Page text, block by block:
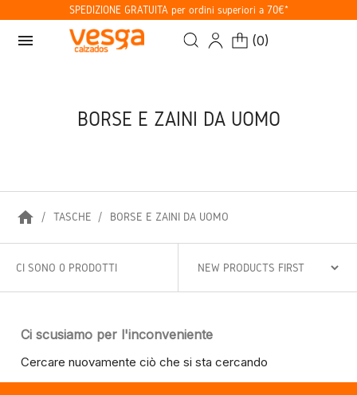
SPEDIZIONE GRATUITA per ordini superiori a 70€*
menu (0)
BORSE E ZAINI DA UOMO
home TASCHE BORSE E ZAINI DA UOMO
CI SONO 0 PRODOTTI
Ci scusiamo per l'inconveniente
Cercare nuovamente ciò che si sta cercando